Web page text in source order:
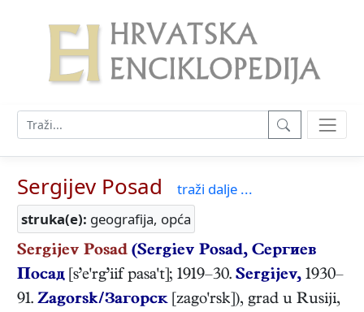
Sergijev Posad
traži dalje ...
struka(e): geografija, opća
Sergijev Posad (Sergiev Posad, Сергиев
Посад [s’e'rg’iif pasa't]; 1919–30. Sergijev, 1930–
91. Zagorsk/Загорск [zago'rsk]), grad u Rusiji,